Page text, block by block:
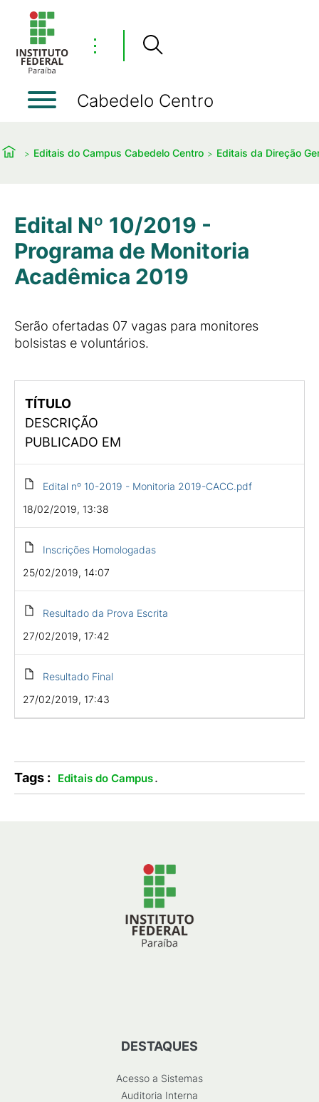
⋮
Cabedelo Centro
Editais do Campus Cabedelo Centro Editais da Direção
Edital Nº 10/2019 -
Programa de Monitoria
Acadêmica 2019
Serão ofertadas 07 vagas para monitores
bolsistas e voluntários.
TÍTULO
DESCRIÇÃO
PUBLICADO EM
Edital nº 10-2019 - Monitoria 2019-CACC.pdf
18/02/2019, 13:38
Inscrições Homologadas
25/02/2019, 14:07
Resultado da Prova Escrita
27/02/2019, 17:42
Resultado Final
27/02/2019, 17:43
Tags : Editais do Campus.
DESTAQUES
Acesso a Sistemas
Auditoria Interna